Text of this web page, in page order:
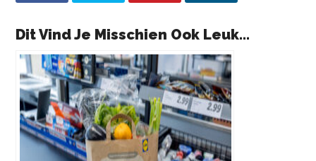
Dit Vind Je Misschien Ook Leuk...